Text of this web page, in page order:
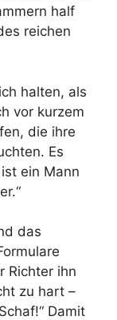
half
reichen
halten, als
vor kurzem
die ihre
Es
ein Mann
das
Richter ihn
zu hart –
Damit